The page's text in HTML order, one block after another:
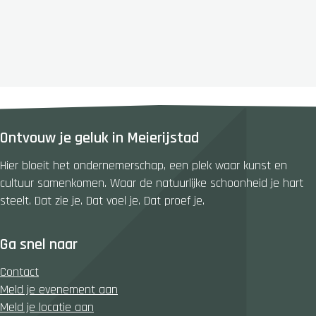
Ontvouw je geluk in Meierijstad
Hier bloeit het ondernemerschap, een plek waar kunst en
cultuur samenkomen. Waar de natuurlijke schoonheid je hart
steelt. Dat zie je. Dat voel je. Dat proef je.
Ga snel naar
Contact
Meld je evenement aan
Meld je locatie aan